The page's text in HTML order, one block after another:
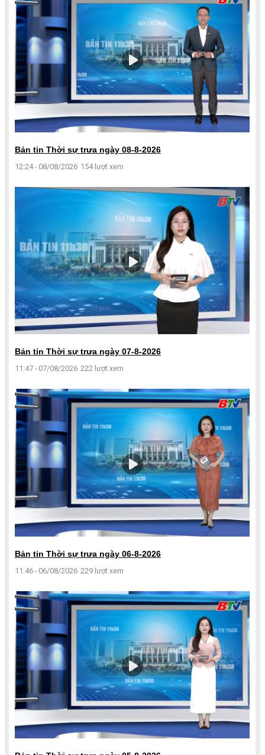
Bản tin Thời sự trưa ngày 08-8-2026
12:24 - 08/08/2026 154 lượt xem
Bản tin Thời sự trưa ngày 07-8-2026
11:47 - 07/08/2026 222 lượt xem
Bản tin Thời sự trưa ngày 06-8-2026
11:46 - 06/08/2026 229 lượt xem